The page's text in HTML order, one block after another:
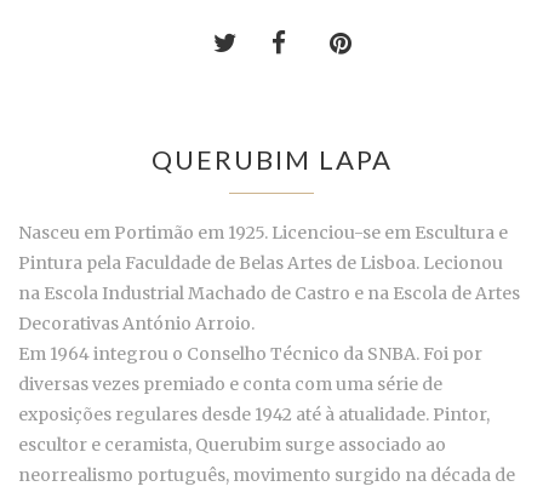
QUERUBIM LAPA
Nasceu em Portimão em 1925. Licenciou-se em Escultura e
Pintura pela Faculdade de Belas Artes de Lisboa. Lecionou
na Escola Industrial Machado de Castro e na Escola de Artes
Decorativas António Arroio.
Em 1964 integrou o Conselho Técnico da SNBA. Foi por
diversas vezes premiado e conta com uma série de
exposições regulares desde 1942 até à atualidade. Pintor,
escultor e ceramista, Querubim surge associado ao
neorrealismo português, movimento surgido na década de